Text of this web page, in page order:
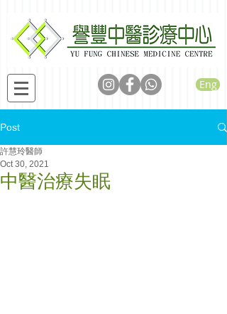
Eng
Post
中醫治療失眠
許慧玲醫師
Oct 30, 2021